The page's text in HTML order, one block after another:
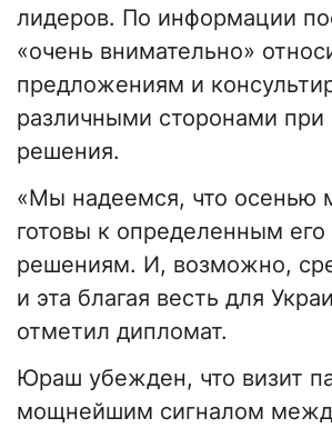
лидеров. По информации
«очень внимательно»
предложениям и
различными сторонами при
решения.
«Мы надеемся, что осенью
готовы к определенным
решениям. И, возможно,
и эта благая весть для
отметил дипломат.
Юраш убежден, что визит
мощнейшим сигналом